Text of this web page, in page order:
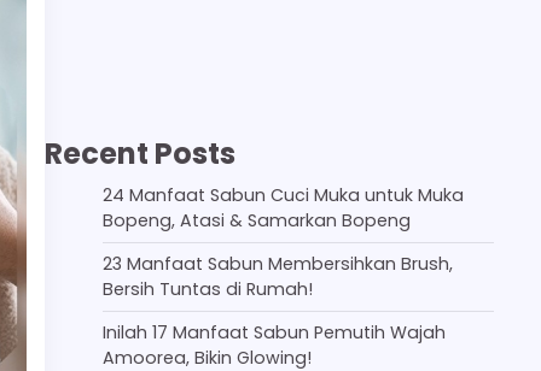
Recent Posts
24 Manfaat Sabun Cuci Muka untuk Muka
Bopeng, Atasi & Samarkan Bopeng
23 Manfaat Sabun Membersihkan Brush,
Bersih Tuntas di Rumah!
Inilah 17 Manfaat Sabun Pemutih Wajah
Amoorea, Bikin Glowing!